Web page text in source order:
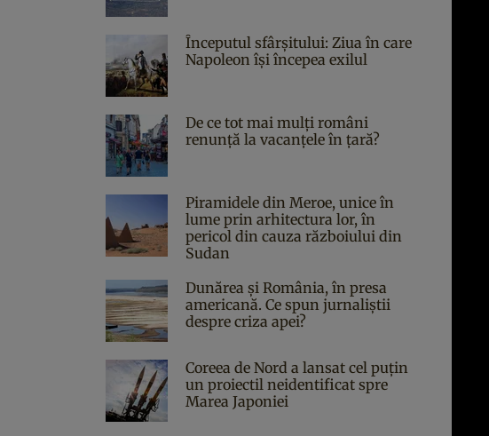
Începutul sfârşitului: Ziua în care
Napoleon îşi începea exilul
De ce tot mai mulți români
renunță la vacanțele în țară?
Piramidele din Meroe, unice în
lume prin arhitectura lor, în
pericol din cauza războiului din
Sudan
Dunărea și România, în presa
americană. Ce spun jurnaliștii
despre criza apei?
Coreea de Nord a lansat cel puțin
un proiectil neidentificat spre
Marea Japoniei